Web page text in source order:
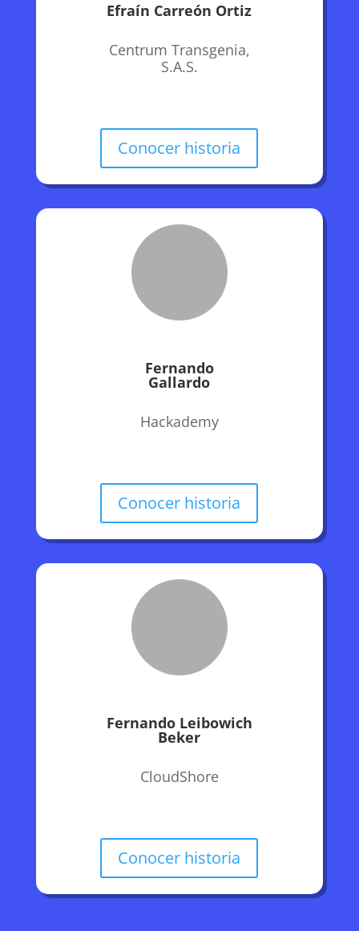
Efraín Carreón Ortiz
Centrum Transgenia,
S.A.S.
Conocer historia
Fernando
Gallardo
Hackademy
Conocer historia
Fernando Leibowich
Beker
CloudShore
Conocer historia